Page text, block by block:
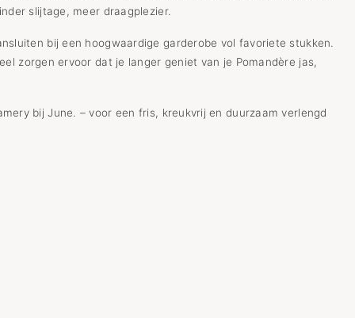
slijtage, meer draagplezier.
bij een hoogwaardige garderobe vol favoriete stukken.
zorgen ervoor dat je langer geniet van je Pomandère jas,
bij June. – voor een fris, kreukvrij en duurzaam verlengd